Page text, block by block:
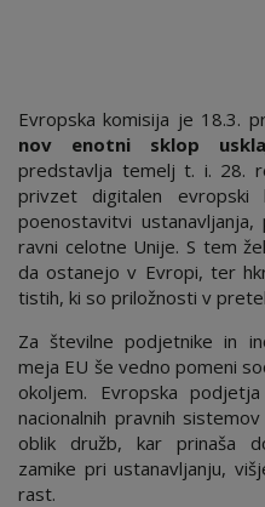
Evropska komisija je 18.3.
nov enotni sklop
predstavlja temelj t. i. 28.
privzet digitalen evropski
poenostavitvi
ravni celotne Unije. S tem
da ostanejo v Evropi, ter
tistih, ki so priložnosti v
Za številne podjetnike in
meja EU še vedno pomeni
okoljem. Evropska
nacionalnih pravnih
oblik družb, kar prinaša
zamike pri ustanavljanju,
rast.